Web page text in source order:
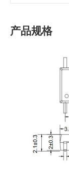
产品规格